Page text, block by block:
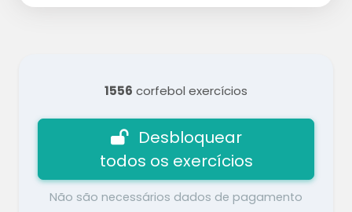
1556 corfebol exercícios
Desbloquear
todos os exercícios
Não são necessários dados de pagamento